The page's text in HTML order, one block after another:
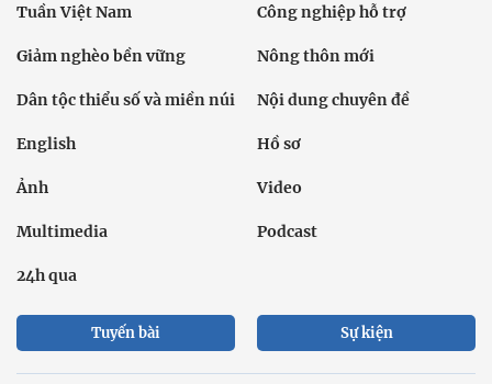
Tuần Việt Nam Công nghiệp hỗ trợ
Giảm nghèo bền vững Nông thôn mới
Dân tộc thiểu số và miền núi Nội dung chuyên đề
English Hồ sơ
Ảnh Video
Multimedia Podcast
24h qua
Tuyến bài Sự kiện